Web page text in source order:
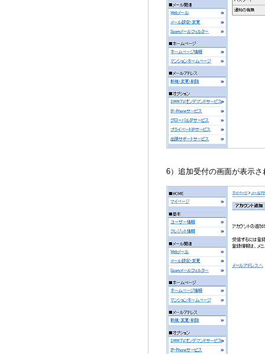
6）追加受付の画面が表示